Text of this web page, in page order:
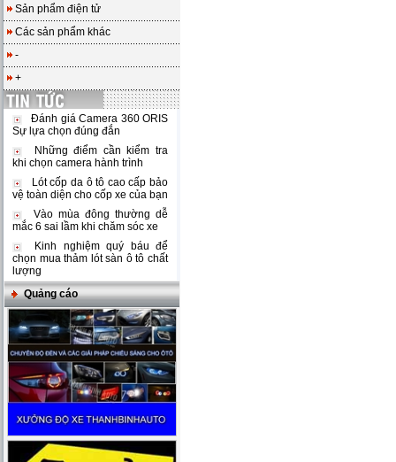
Sản phẩm điện tử
Các sản phẩm khác
-
+
Đánh giá Camera 360 ORIS
Sự lựa chọn đúng đắn
Những điểm cần kiểm tra
khi chọn camera hành trình
Lót cốp da ô tô cao cấp bảo
vệ toàn diện cho cốp xe của bạn
Vào mùa đông thường dễ
mắc 6 sai lầm khi chăm sóc xe
Kinh nghiệm quý báu để
chọn mua thảm lót sàn ô tô chất
lượng
Quảng cáo